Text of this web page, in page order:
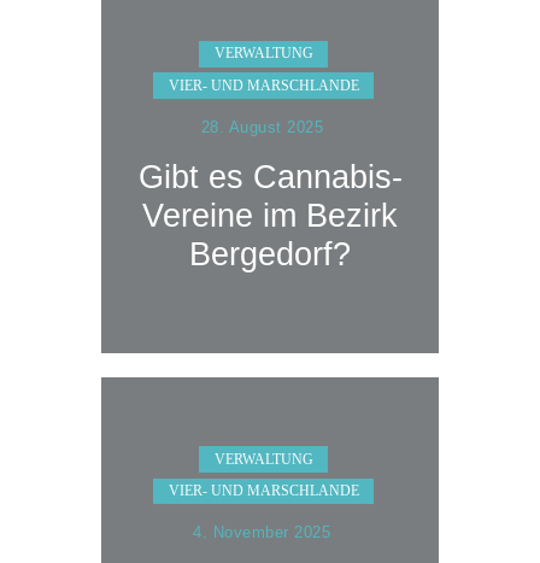
VERWALTUNG
VIER- UND MARSCHLANDE
28. August 2025
Gibt es Cannabis-
Vereine im Bezirk
Bergedorf?
VERWALTUNG
VIER- UND MARSCHLANDE
4. November 2025